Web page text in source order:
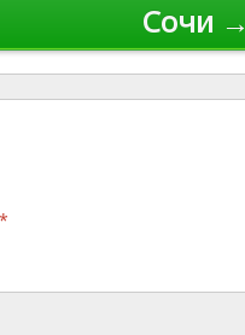
Сочи →
*